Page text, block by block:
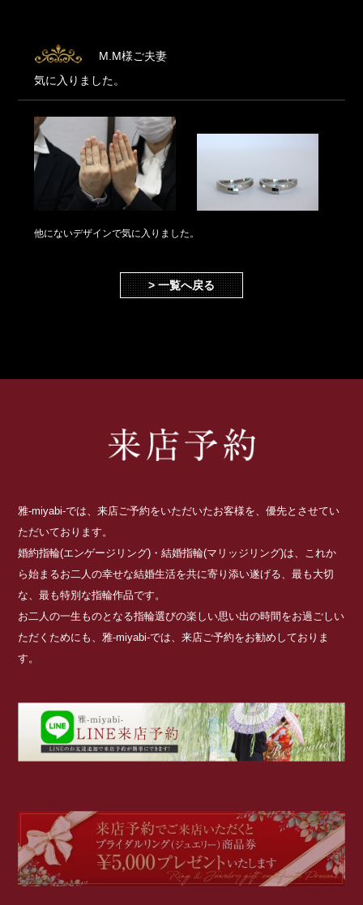
M.M様ご夫妻
気に入りました。
他にないデザインで気に入りました。
> 一覧へ戻る
雅-miyabi-では、来店ご予約をいただいたお客様を、優先とさせてい
ただいております。
婚約指輪(エンゲージリング)・結婚指輪(マリッジリング)は、これか
ら始まるお二人の幸せな結婚生活を共に寄り添い遂げる、最も大切
な、最も特別な指輪作品です。
お二人の一生ものとなる指輪選びの楽しい思い出の時間をお過ごしい
ただくためにも、雅-miyabi-では、来店ご予約をお勧めしておりま
す。